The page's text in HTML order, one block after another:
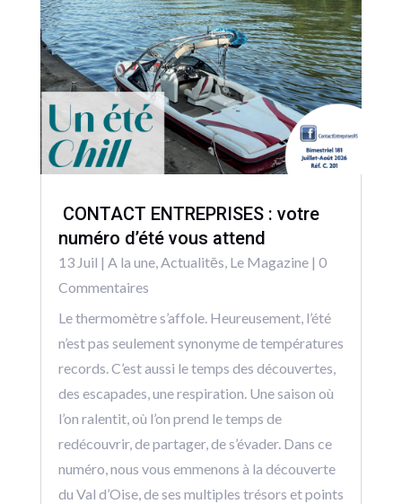
CONTACT ENTREPRISES : votre
numéro d’été vous attend
13 Juil | A la une,Actualitēs, Le Magazine| 0
Commentaires
Le thermomètre s’affole. Heureusement, l’été
n’est pas seulement synonyme de températures
records. C’est aussi le temps des découvertes,
des escapades, une respiration. Une saison où
l’on ralentit, où l’on prend le temps de
redécouvrir, de partager, de s’évader. Dans ce
numéro, nous vous emmenons à la découverte
du Val d’Oise, de ses multiples trésors et points